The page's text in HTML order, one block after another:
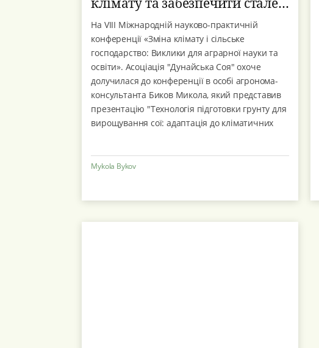
виробництво сої?
На VІIІ Міжнародній науково-практичній
конференції «Зміна клімату і сільське
господарство: Виклики для аграрної науки та
освіти». Асоціація "Дунайська Соя" охоче
долучилася до конференції в особі агронома-
консультанта Биков Микола, який представив
презентацію "Технологія підготовки грунту для
вирощування сої: адаптація до кліматичних
Mykola Bykov